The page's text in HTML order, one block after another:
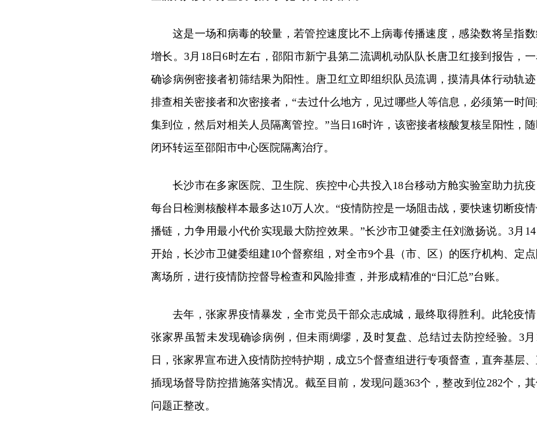
这是一场和病毒的较量，若管控速度比不上病毒传播速度，感染数将呈指
增长。3月18日6时左右，邵阳市新宁县第二流调机动队队长唐卫红接到报告，一
确诊病例密接者初筛结果为阳性。唐卫红立即组织队员流调，摸清具体行动轨迹
排查相关密接者和次密接者，“去过什么地方，见过哪些人等信息，必须第一时间
集到位，然后对相关人员隔离管控。”当日16时许，该密接者核酸复核呈阳性，随
闭环转运至邵阳市中心医院隔离治疗。
长沙市在多家医院、卫生院、疾控中心共投入18台移动方舱实验室助力抗疫
每台日检测核酸样本最多达10万人次。“疫情防控是一场阻击战，要快速切断疫
播链，力争用最小代价实现最大防控效果。”长沙市卫健委主任刘激扬说。3月14
开始，长沙市卫健委组建10个督察组，对全市9个县（市、区）的医疗机构、定
离场所，进行疫情防控督导检查和风险排查，并形成精准的“日汇总”台账。
去年，张家界疫情暴发，全市党员干部众志成城，最终取得胜利。此轮疫情
张家界虽暂未发现确诊病例，但未雨绸缪，及时复盘、总结过去防控经验。3月
日，张家界宣布进入疫情防控特护期，成立5个督查组进行专项督查，直奔基层
插现场督导防控措施落实情况。截至目前，发现问题363个，整改到位282个，
问题正整改。